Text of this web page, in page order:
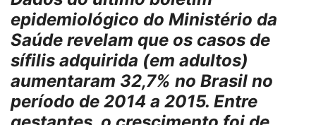
epidemiológico do Ministério da
Saúde revelam que os casos de
sífilis adquirida (em adultos)
aumentaram 32,7% no Brasil no
período de 2014 a 2015. Entre